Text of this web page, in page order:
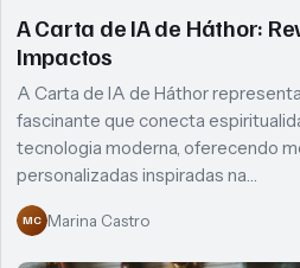
A Carta de IA de Háthor:
Impactos
A Carta de IA de Háthor
fascinante que conecta
tecnologia moderna, oferecendo
personalizadas inspiradas na…
MC Marina Castro